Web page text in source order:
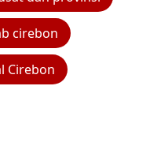
cirebon
Cirebon